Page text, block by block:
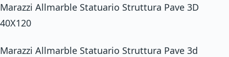
Marazzi Allmarble Statuario Struttura Pave 3D
40X120
Marazzi Allmarble Statuario Struttura Pave 3d